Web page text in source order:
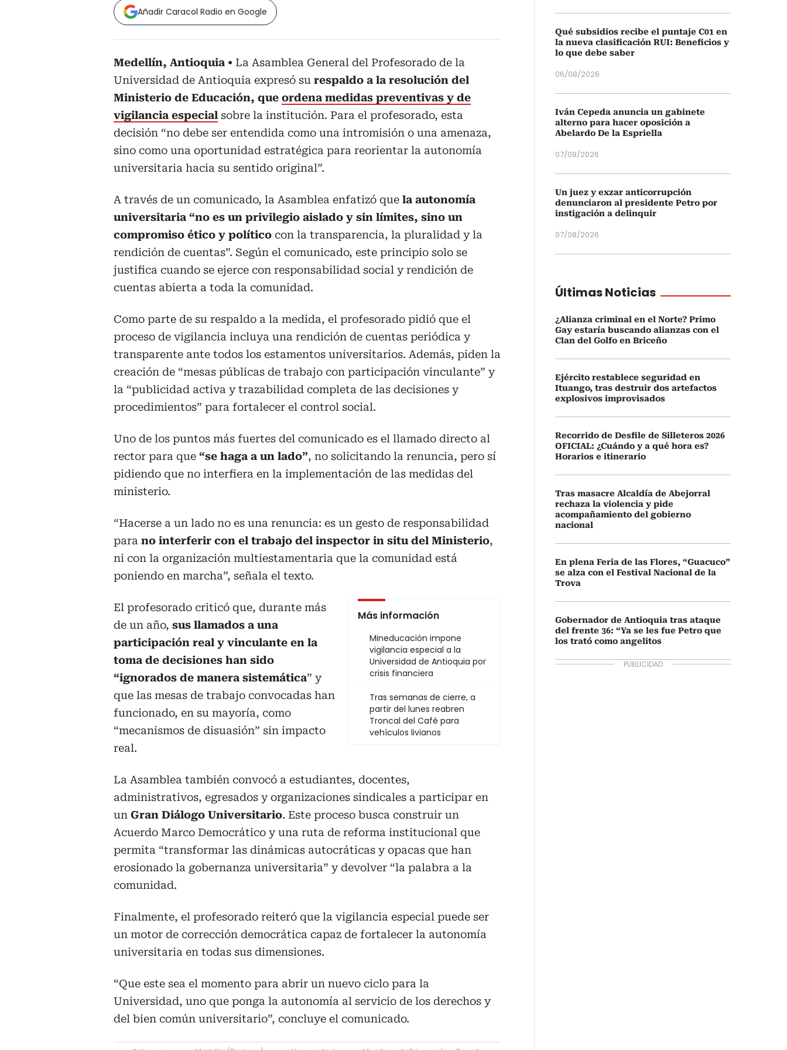
Añadir Caracol Radio en Google
Medellín, Antioquia
La Asamblea General del Profesorado de la
Universidad de Antioquia expresó su respaldo a la resolución del
Ministerio de Educación, que ordena medidas preventivas y de
vigilancia especial sobre la institución. Para el profesorado, esta
decisión “no debe ser entendida como una intromisión o una amenaza,
sino como una oportunidad estratégica para reorientar la autonomía
universitaria hacia su sentido original”.
A través de un comunicado, la Asamblea enfatizó que la autonomía
universitaria “no es un privilegio aislado y sin límites, sino un
compromiso ético y político con la transparencia, la pluralidad y la
rendición de cuentas”. Según el comunicado, este principio solo se
justifica cuando se ejerce con responsabilidad social y rendición de
cuentas abierta a toda la comunidad.
Como parte de su respaldo a la medida, el profesorado pidió que el
proceso de vigilancia incluya una rendición de cuentas periódica y
transparente ante todos los estamentos universitarios. Además, piden la
creación de “mesas públicas de trabajo con participación vinculante” y
la “publicidad activa y trazabilidad completa de las decisiones y
procedimientos” para fortalecer el control social.
Uno de los puntos más fuertes del comunicado es el llamado directo al
rector para que “se haga a un lado”, no solicitando la renuncia, pero sí
pidiendo que no interfiera en la implementación de las medidas del
ministerio.
“Hacerse a un lado no es una renuncia: es un gesto de responsabilidad
para no interferir con el trabajo del inspector in situ del Ministerio,
ni con la organización multiestamentaria que la comunidad está
poniendo en marcha”, señala el texto.
Más información
Mineducación impone
vigilancia especial a la
Universidad de Antioquia por
crisis financiera
Tras semanas de cierre, a
partir del lunes reabren
Troncal del Café para
vehículos livianos
El profesorado criticó que, durante más
de un año, sus llamados a una
participación real y vinculante en la
toma de decisiones han sido
“ignorados de manera sistemática” y
que las mesas de trabajo convocadas han
funcionado, en su mayoría, como
“mecanismos de disuasión” sin impacto
real.
La Asamblea también convocó a estudiantes, docentes,
administrativos, egresados y organizaciones sindicales a participar en
un Gran Diálogo Universitario. Este proceso busca construir un
Acuerdo Marco Democrático y una ruta de reforma institucional que
permita “transformar las dinámicas autocráticas y opacas que han
erosionado la gobernanza universitaria” y devolver “la palabra a la
comunidad.
Finalmente, el profesorado reiteró que la vigilancia especial puede ser
un motor de corrección democrática capaz de fortalecer la autonomía
universitaria en todas sus dimensiones.
“Que este sea el momento para abrir un nuevo ciclo para la
Universidad, uno que ponga la autonomía al servicio de los derechos y
del bien común universitario”, concluye el comunicado.
Qué subsidios recibe el puntaje C01 en
la nueva clasificación RUI: Beneficios y
lo que debe saber
06/08/2026
Iván Cepeda anuncia un gabinete
alterno para hacer oposición a
Abelardo De la Espriella
07/08/2026
Un juez y exzar anticorrupción
denunciaron al presidente Petro por
instigación a delinquir
07/08/2026
Últimas Noticias
¿Alianza criminal en el Norte? Primo
Gay estaría buscando alianzas con el
Clan del Golfo en Briceño
Ejército restablece seguridad en
Ituango, tras destruir dos artefactos
explosivos improvisados
Recorrido de Desfile de Silleteros 2026
OFICIAL: ¿Cuándo y a qué hora es?
Horarios e itinerario
Tras masacre Alcaldía de Abejorral
rechaza la violencia y pide
acompañamiento del gobierno
nacional
En plena Feria de las Flores, “Guacuco”
se alza con el Festival Nacional de la
Trova
Gobernador de Antioquia tras ataque
del frente 36: “Ya se les fue Petro que
los trató como angelitos